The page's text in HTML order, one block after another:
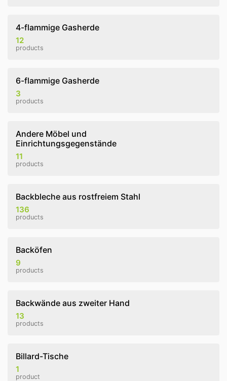
4-flammige Gasherde
12
products
6-flammige Gasherde
3
products
Andere Möbel und
Einrichtungsgegenstände
11
products
Backbleche aus rostfreiem Stahl
136
products
Backöfen
9
products
Backwände aus zweiter Hand
13
products
Billard-Tische
1
product